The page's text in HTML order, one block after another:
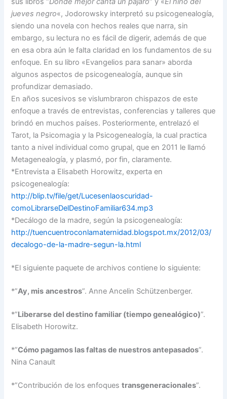
jueves negro«, Jodorowsky interpretó su psicogenealogía,
siendo una novela con hechos reales que narra, sin
embargo, su lectura no es fácil de digerir, además de que
en esa obra aún le falta claridad en los fundamentos de su
enfoque. En su libro «Evangelios para sanar» aborda
algunos aspectos de psicogenealogía, aunque sin
profundizar demasiado.
En años sucesivos se vislumbraron chispazos de este
enfoque a través de entrevistas, conferencias y talleres que
brindó en muchos países. Posteriormente, entrelazó el
Tarot, la Psicomagia y la Psicogenealogía, la cual practica
tanto a nivel individual como grupal, que en 2011 le llamó
Metagenealogía, y plasmó, por fin, claramente.
*Entrevista a Elisabeth Horowitz, experta en
psicogenealogía:
http://blip.tv/file/get/Lucesenlaoscuridad-
comoLibrarseDelDestinoFamiliar634.mp3
*Decálogo de la madre, según la psicogenealogía:
http://tuencuentroconlamaternidad.blogspot.mx/2012/03/
decalogo-de-la-madre-segun-la.html
*El siguiente paquete de archivos contiene lo siguiente:
*”Ay, mis ancestros”. Anne Ancelin Schützenberger.
*”Liberarse del destino familiar (tiempo genealógico)”.
Elisabeth Horowitz.
*”Cómo pagamos las faltas de nuestros antepasados”.
Nina Canault
*”Contribución de los enfoquestransgeneracionales”.